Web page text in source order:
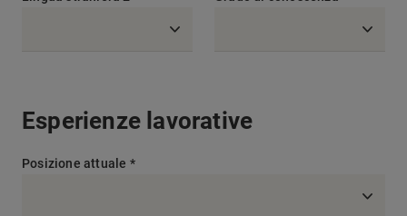
Esperienze lavorative
Posizione attuale *